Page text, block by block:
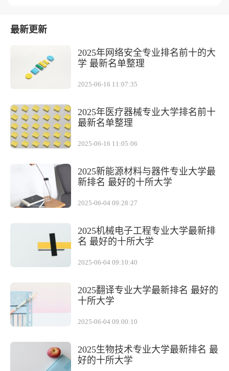
最新更新
2025年网络安全专业排名前十的大
学 最新名单整理
2025-06-16 11:07:35
2025年医疗器械专业大学排名前十
最新名单整理
2025-06-16 11:05:06
2025新能源材料与器件专业大学最
新排名 最好的十所大学
2025-06-04 09:28:27
2025机械电子工程专业大学最新排
名 最好的十所大学
2025-06-04 09:10:40
2025翻译专业大学最新排名 最好的
十所大学
2025-06-04 09:00:10
2025生物技术专业大学最新排名 最
好的十所大学